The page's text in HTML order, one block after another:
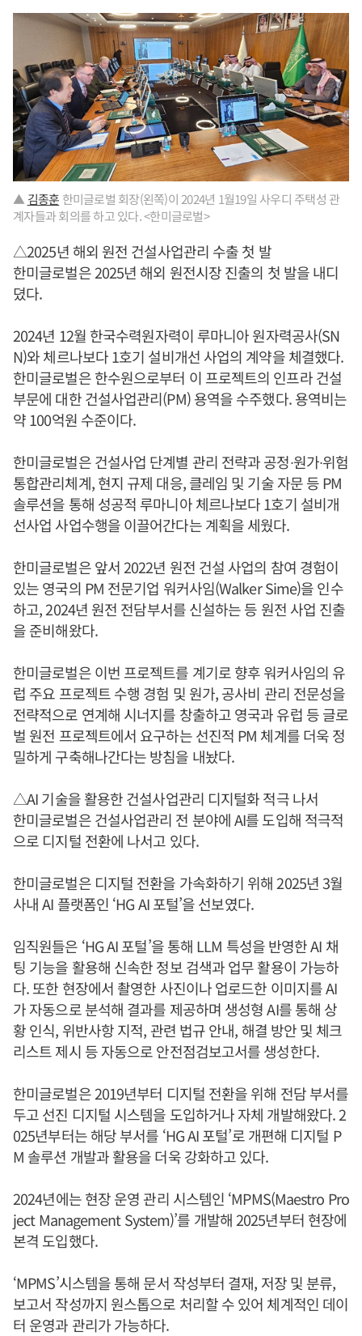
▲ 김종훈 한미글로벌 회장(왼쪽)이 2024년 1월19일 사우디 주택성 관
계자들과 회의를 하고 있다. <한미글로벌>
△2025년 해외 원전 건설사업관리 수출 첫 발
한미글로벌은 2025년 해외 원전시장 진출의 첫 발을 내디
뎠다.
2024년 12월 한국수력원자력이 루마니아 원자력공사(SN
N)와 체르나보다 1호기 설비개선 사업의 계약을 체결했다.
한미글로벌은 한수원으로부터 이 프로젝트의 인프라 건설
부문에 대한 건설사업관리(PM) 용역을 수주했다. 용역비는
약 100억원 수준이다.
한미글로벌은 건설사업 단계별 관리 전략과 공정∙원가∙위험
통합관리체계, 현지 규제 대응, 클레임 및 기술 자문 등 PM
솔루션을 통해 성공적 루마니아 체르나보다 1호기 설비개
선사업 사업수행을 이끌어간다는 계획을 세웠다.
한미글로벌은 앞서 2022년 원전 건설 사업의 참여 경험이
있는 영국의 PM 전문기업 워커사임(Walker Sime)을 인수
하고, 2024년 원전 전담부서를 신설하는 등 원전 사업 진출
을 준비해왔다.
한미글로벌은 이번 프로젝트를 계기로 향후 워커사임의 유
럽 주요 프로젝트 수행 경험 및 원가, 공사비 관리 전문성을
전략적으로 연계해 시너지를 창출하고 영국과 유럽 등 글로
벌 원전 프로젝트에서 요구하는 선진적 PM 체계를 더욱 정
밀하게 구축해나간다는 방침을 내놨다.
△AI 기술을 활용한 건설사업관리 디지털화 적극 나서
한미글로벌은 건설사업관리 전 분야에 AI를 도입해 적극적
으로 디지털 전환에 나서고 있다.
한미글로벌은 디지털 전환을 가속화하기 위해 2025년 3월
사내 AI 플랫폼인 ‘HG AI 포털’을 선보였다.
임직원들은 ‘HG AI 포털’을 통해 LLM 특성을 반영한 AI 채
팅 기능을 활용해 신속한 정보 검색과 업무 활용이 가능하
다. 또한 현장에서 촬영한 사진이나 업로드한 이미지를 AI
가 자동으로 분석해 결과를 제공하며 생성형 AI를 통해 상
황 인식, 위반사항 지적, 관련 법규 안내, 해결 방안 및 체크
리스트 제시 등 자동으로 안전점검보고서를 생성한다.
한미글로벌은 2019년부터 디지털 전환을 위해 전담 부서를
두고 선진 디지털 시스템을 도입하거나 자체 개발해왔다. 2
025년부터는 해당 부서를 ‘HG AI 포털’로 개편해 디지털 P
M 솔루션 개발과 활용을 더욱 강화하고 있다.
2024년에는 현장 운영 관리 시스템인 ‘MPMS(Maestro Pro
ject Management System)’를 개발해 2025년부터 현장에
본격 도입했다.
‘MPMS’시스템을 통해 문서 작성부터 결재, 저장 및 분류,
보고서 작성까지 원스톱으로 처리할 수 있어 체계적인 데이
터 운영과 관리가 가능하다.